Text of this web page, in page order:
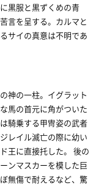
黒服と黒ずくめの青
言を呈する。カルマと
サイの真意は不明であ
神の一柱。イグラット
馬の首元に角がついた
騎乗する甲冑姿の武者
レイル滅亡の際に幼い
王に直接托した。 後の
ンマスカーを模した巨
無傷で耐えるなど、驚